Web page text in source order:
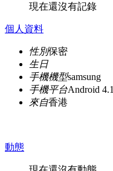
現在還沒有記錄
個人資料
性別保密
生日
手機機型samsung
手機平台Android 4.1
來自香港
動態